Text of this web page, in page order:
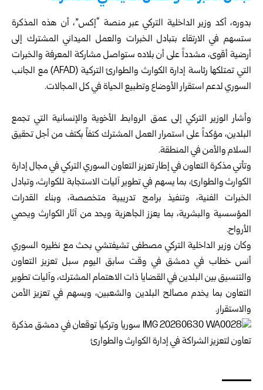
بدوره، أكد وزير الداخلية التركي عبر منصة “إكس”، أن هذه ‏المذكرة
ستسهم في الارتقاء بتبادل الخبرات والعمل الميداني ‏المشترك إلى
أرضية أقوى، مشدداً على أن بلاده ستواصل ‏مشاركة المعرفة والخبرات
التي تمتلكها رئاسة إدارة الكوارث ‏والطوارئ التركية (‏AFAD‏) مع الجانب
السوري لدعم استقرار ‏الأوضاع وتطبيع الحياة في كل المجالات.‏
وأشار الوزير التركي إلى عمق الروابط الأخوية والإنسانية التي ‏تجمع
البلدين، مؤكداً على استمرار العمل المشترك كتفاً بكتف ‏من أجل تحقيق
السلام والأمن في المنطقة.‏
وتأتي مذكرة التعاون في إطار تعزيز التعاون السوري التركي ‏في مجال إدارة
الكوارث والطوارئ، بما يسهم في تطوير آليات ‏الاستجابة للكوارث، وتبادل
الخبرات الفنية، وتنفيذ برامج ‏تدريبية متخصصة، وبناء القدرات
المؤسسية والبشرية، بما ‏يعزز الجاهزية ويحد من آثار الكوارث ويحمي
الأرواح.‏
وكان وزير الداخلية التركي مصطفى تشيفتشي بحث مع نظيره ‏السوري
أنس خطاب في دمشق في وقت سابق اليوم سبل تعزيز ‏التعاون
والتنسيق بين البلدين في القضايا ذات الاهتمام المشترك، ‏وآليات تطوير
التعاون بما يخدم مصالح البلدين والشعبين، ‏ويسهم في تعزيز الأمن
والاستقرار.‏